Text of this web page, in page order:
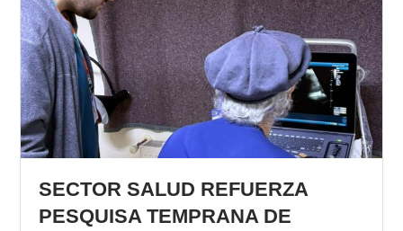
SECTOR SALUD REFUERZA
PESQUISA TEMPRANA DE